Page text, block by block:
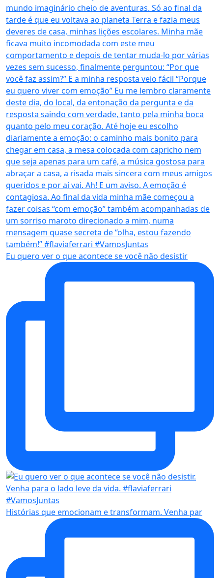
Eu quero ver o que acontece se você não desistir
Histórias que emocionam e transformam. Venha par